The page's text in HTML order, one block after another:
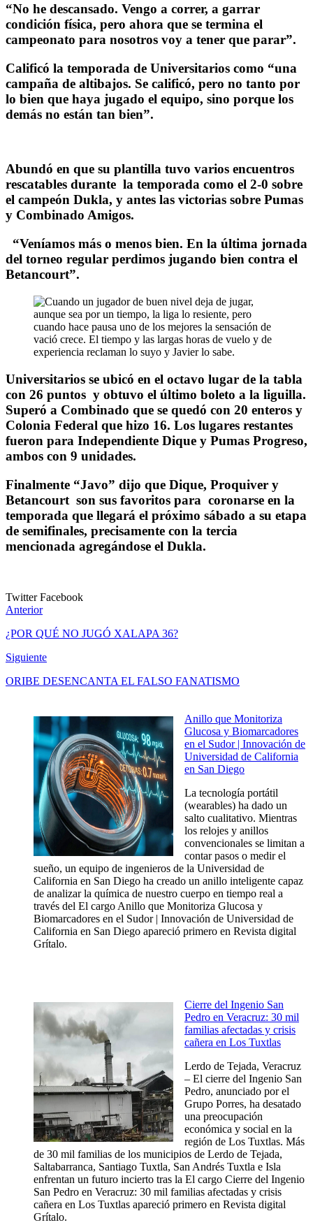
“No he descansado. Vengo a correr, a garrar
condición física, pero ahora que se termina el
campeonato para nosotros voy a tener que parar”.
Calificó la temporada de Universitarios como “una
campaña de altibajos. Se calificó, pero no tanto por
lo bien que haya jugado el equipo, sino porque los
demás no están tan bien”.
Abundó en que su plantilla tuvo varios encuentros
rescatables durante la temporada como el 2-0 sobre
el campeón Dukla, y antes las victorias sobre Pumas
y Combinado Amigos.
“Veníamos más o menos bien. En la última jornada
del torneo regular perdimos jugando bien contra el
Betancourt”.
Universitarios se ubicó en el octavo lugar de la tabla
con 26 puntos y obtuvo el último boleto a la liguilla.
Superó a Combinado que se quedó con 20 enteros y
Colonia Federal que hizo 16. Los lugares restantes
fueron para Independiente Dique y Pumas Progreso,
ambos con 9 unidades.
Finalmente “Javo” dijo que Dique, Proquiver y
Betancourt son sus favoritos para coronarse en la
temporada que llegará el próximo sábado a su etapa
de semifinales, precisamente con la tercia
mencionada agregándose el Dukla.
TwitterFacebook
Anterior
¿POR QUÉ NO JUGÓ XALAPA 36?
Siguiente
ORIBE DESENCANTA EL FALSO FANATISMO
Anillo que Monitoriza
Glucosa y Biomarcadores
en el Sudor | Innovación de
Universidad de California
en San Diego
La tecnología portátil
(wearables) ha dado un
salto cualitativo. Mientras
los relojes y anillos
convencionales se limitan a
contar pasos o medir el
sueño, un equipo de ingenieros de la Universidad de
California en San Diego ha creado un anillo inteligente capaz
de analizar la química de nuestro cuerpo en tiempo real a
través del El cargo Anillo que Monitoriza Glucosa y
Biomarcadores en el Sudor | Innovación de Universidad de
California en San Diego apareció primero en Revista digital
Grítalo.
Cierre del Ingenio San
Pedro en Veracruz: 30 mil
familias afectadas y crisis
cañera en Los Tuxtlas
Lerdo de Tejada, Veracruz
– El cierre del Ingenio San
Pedro, anunciado por el
Grupo Porres, ha desatado
una preocupación
económica y social en la
región de Los Tuxtlas. Más
de 30 mil familias de los municipios de Lerdo de Tejada,
Saltabarranca, Santiago Tuxtla, San Andrés Tuxtla e Isla
enfrentan un futuro incierto tras la El cargo Cierre del Ingenio
San Pedro en Veracruz: 30 mil familias afectadas y crisis
cañera en Los Tuxtlas apareció primero en Revista digital
Grítalo.